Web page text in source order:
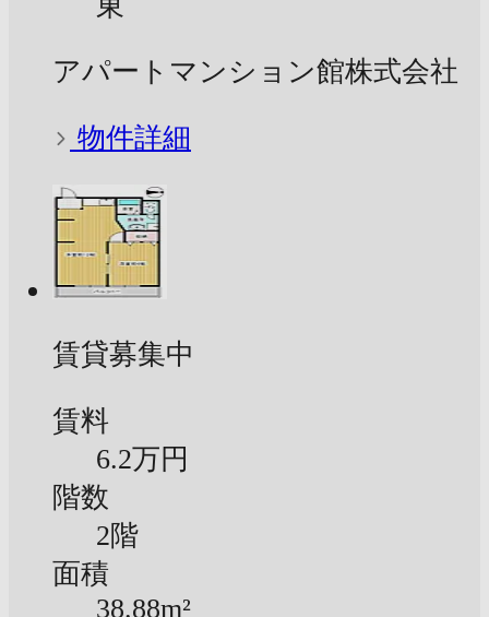
アパートマンション館株式会社
物件詳細
賃貸募集中
賃料
6.2万円
階数
2階
面積
38.88m²